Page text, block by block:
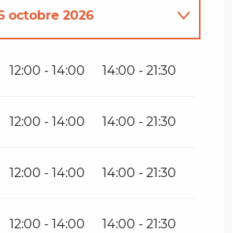
octobre 2026
12:00 - 14:00 14:00 - 21:30
12:00 - 14:00 14:00 - 21:30
12:00 - 14:00 14:00 - 21:30
12:00 - 14:00 14:00 - 21:30